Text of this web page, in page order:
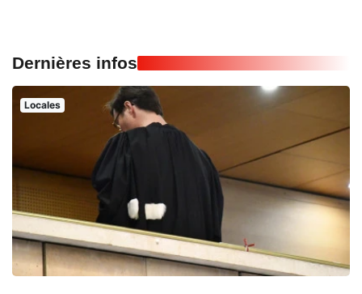
Dernières infos
Locales